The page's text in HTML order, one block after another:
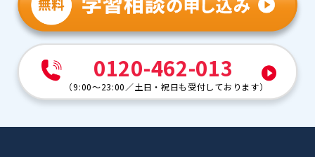
0120-462-013
（9:00～23:00 ／土日・祝日も受付しております）